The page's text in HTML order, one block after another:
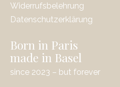
Widerrufsbelehrung
Datenschutzerklärung
Born in Paris
made in Basel
since 2023 – but forever